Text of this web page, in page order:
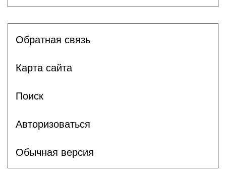
Обратная связь
Карта сайта
Поиск
Авторизоваться
Обычная версия